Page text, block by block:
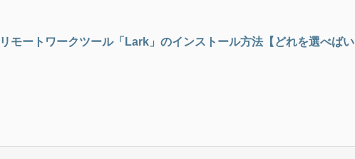
リモートワークツール「Lark」のインストール方法【どれを選べばい